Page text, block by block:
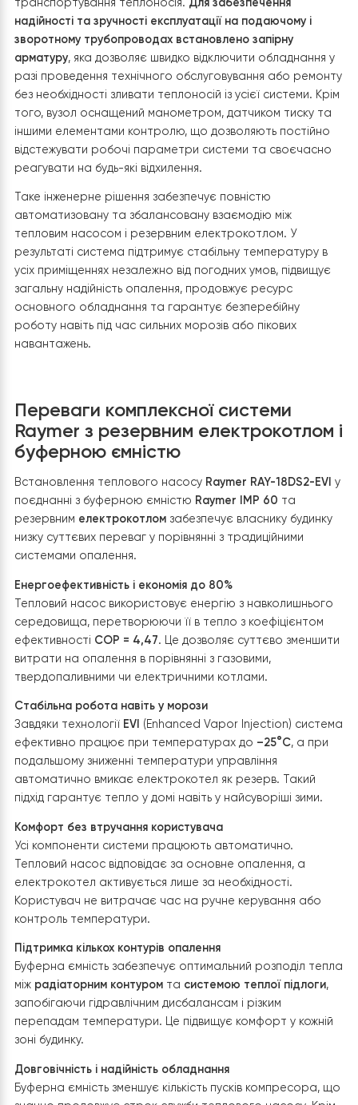
Автоматично вмикається при зниженні
температури нижче заданого мінімуму
виконуючи функцію резервного джерела
тепла і автоматично активується лише тоді, коли
потужності теплового насоса недостатньо для
поточних теплових втрат будинку.
основне навантаження бере на себе тепловий насос,
який забезпечує максимально економічне опалення.
під час екстремально низьких температур або різкого
збільшення потреби в тепловій енергії система
автоматично підключає електрокотел
зниження температури теплоносія та дискомфорту
мешканців. Такий алгоритм роботи дозволяє уникнути
зайвого споживання електроенергії, виключає
конкуренцію між джерелами тепла та забезпечує їх
ефективну спільну роботу.
поліпропіленових труб, утеплених високоякісною
теплоізоляцією, що значно знижує теплові втрати під
транспортування теплоносія.Для забезпечення
надійності та зручності експлуатації на подаючому і
зворотному трубопроводах встановлено запірну
разі проведення технічного обслуговування або
без необхідності зливати теплоносій із усієї системи.
того, вузол оснащений манометром, датчиком тиску
іншими елементами контролю, що дозволяють
відстежувати робочі параметри системи та
реагувати на будь-які відхилення.
Таке інженерне рішення забезпечує повністю
автоматизовану та збалансовану взаємодію між
тепловим насосом і резервним електрокотлом. У
результаті система підтримує стабільну температуру
загальну надійність опалення, продовжує ресурс
основного обладнання та гарантує безперебійну